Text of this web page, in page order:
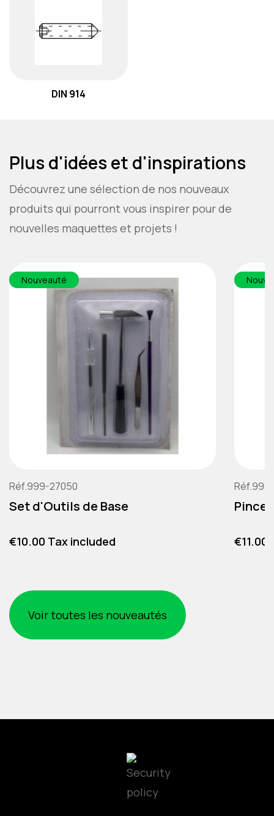
DIN 914
Plus d'idées et d'inspirations
Découvrez une sélection de nos nouveaux
produits qui pourront vous inspirer pour de
nouvelles maquettes et projets !
Réf.999-27050
Set d'Outils de Base
Price
€10.00 Tax included
Nouveauté
Pince
Price
€11.00
Voir toutes les nouveautés